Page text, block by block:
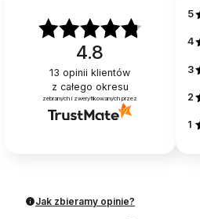
4.8
13 opinii klientów
z całego okresu
zebranych i zweryfikowanych przez
5
4
3
2
1
Jak zbieramy opinie?